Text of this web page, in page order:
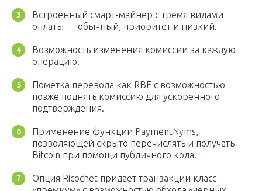
Встроенный смарт-майнер с тремя видами
оплаты — обычный, приоритет и низкий.
Возможность изменения комиссии за каждую
операцию.
Пометка перевода как RBF с возможностью
позже поднять комиссию для ускоренного
подтверждения.
Применение функции PaymentNyms,
позволяющей скрыто перечислять и получать
Bitcoin при помощи публичного кода.
Опция Ricochet придает транзакции класс